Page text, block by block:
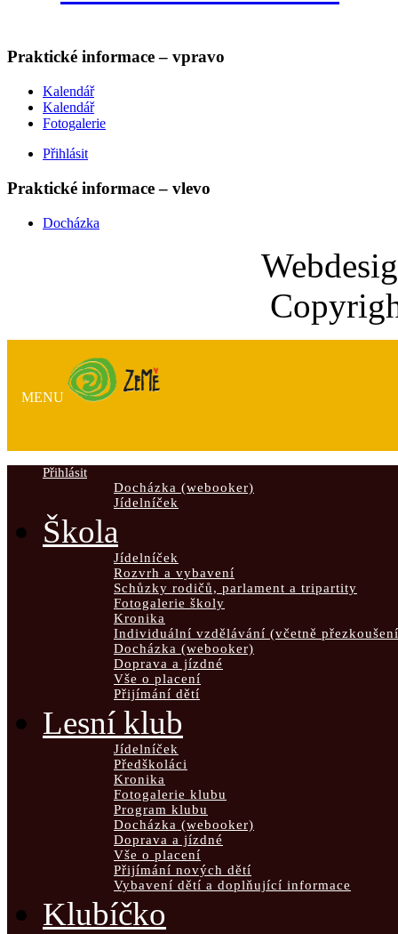
Praktické informace – vpravo
Kalendář
Kalendář
Fotogalerie
Přihlásit
Praktické informace – vlevo
Docházka
MENU
Přihlásit
Docházka (webooker)
Jídelníček
Škola
Jídelníček
Rozvrh a vybavení
Schůzky rodičů, parlament a tripartity
Fotogalerie školy
Kronika
Individuální vzdělávání (včetně
Docházka (webooker)
Doprava a jízdné
Vše o placení
Přijímání dětí
Lesní klub
Jídelníček
Předškoláci
Kronika
Fotogalerie klubu
Program klubu
Docházka (webooker)
Doprava a jízdné
Vše o placení
Přijímání nových dětí
Vybavení dětí a doplňující informace
Klubíčko